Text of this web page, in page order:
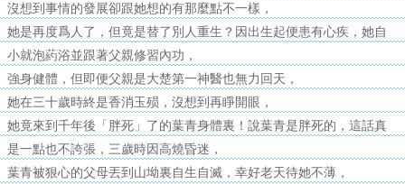
沒想到事情的發展卻跟她想的有那麼點不一樣，
她是再度爲人了，但竟是替了別人重生？因出生起便患有心疾，她自
小就泡葯浴並跟著父親修習內功，
強身健體，但即便父親是大楚第一神醫也無力回天，
她在三十歲時終是香消玉殒，沒想到再睜開眼，
她竟來到千年後「胖死」了的葉青身體裏！說葉青是胖死的，這話真
是一點也不誇張，三歲時因高燒昏迷，
葉青被狠心的父母丟到山坳裏自生自滅，幸好老天待她不薄，